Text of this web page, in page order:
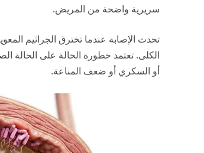
سريرية واضحة من المريض.
تحدث الإصابة عندما تخترق الجراثيم
الكلى. تعتمد خطورة الحالة على الحالة
أو السكري أو ضعف المناعة.